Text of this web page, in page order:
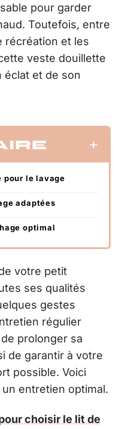
pour garder
Toutefois, entre
récréation et les
veste douillette
éclat et de son
pour le lavage
adaptées
optimal
votre petit
ses qualités
gestes
régulier
prolonger sa
de garantir à votre
possible. Voici
entretien optimal.
choisir le lit de